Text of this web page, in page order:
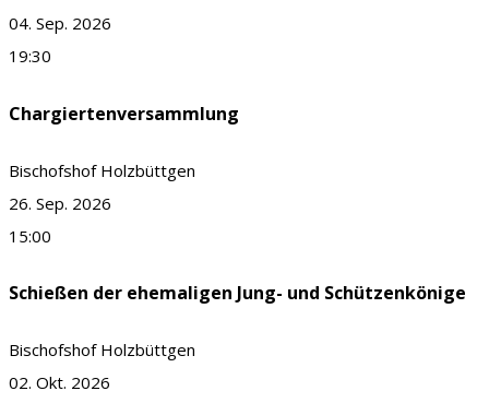
04. Sep. 2026
19:30
Chargiertenversammlung
Bischofshof Holzbüttgen
26. Sep. 2026
15:00
Schießen der ehemaligen Jung- und Schützenkönige
Bischofshof Holzbüttgen
02. Okt. 2026